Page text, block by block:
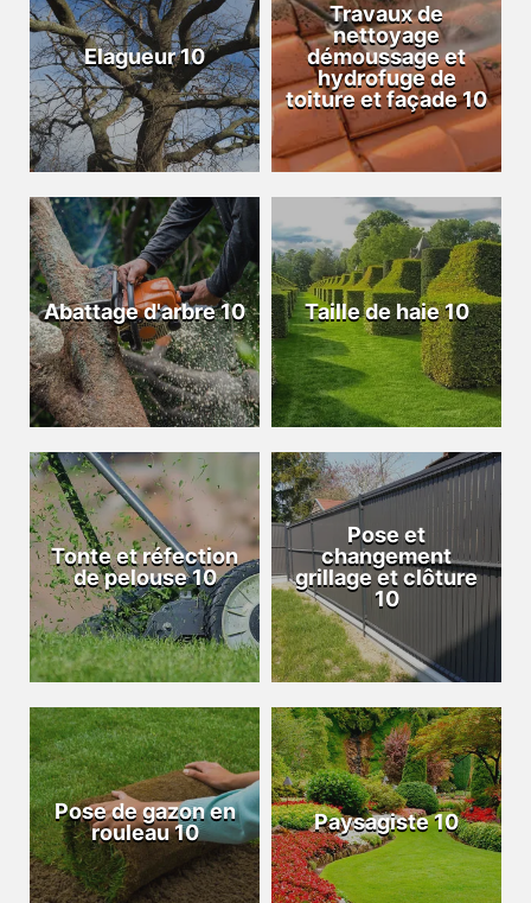
Elagueur 10
Travaux de
nettoyage
démoussage et
hydrofuge de
toiture et façade 10
Abattage d'arbre 10 Taille de haie 10
Tonte et réfection
de pelouse 10
Pose et
changement
grillage et clôture
10
Pose de gazon en
rouleau 10
Paysagiste 10